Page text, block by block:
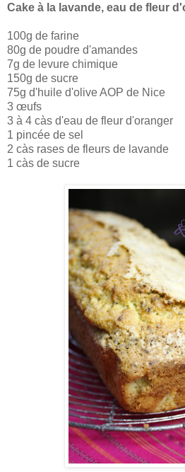
Cake à la lavande, eau de fleur
100g de farine
80g de poudre d'amandes
7g de levure chimique
150g de sucre
75g d'huile d'olive AOP de Nice
3 œufs
3 à 4 càs d'eau de fleur d'oranger
1 pincée de sel
2 càs rases de fleurs de lavande
1 càs de sucre